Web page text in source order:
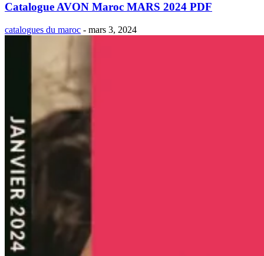
Catalogue AVON Maroc MARS 2024 PDF
catalogues du maroc - mars 3, 2024